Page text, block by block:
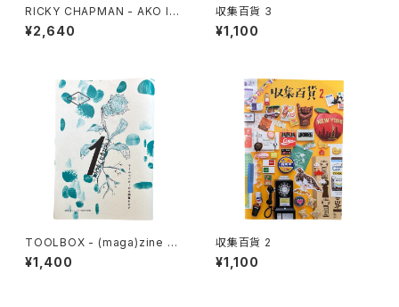
RICKY CHAPMAN - AKO IN
SEIN
¥2,640
収集百貨 3
¥1,100
TOOLBOX - (maga)zine 雑
想 DIY実践思想録 1
¥1,400
収集百貨 2
¥1,100